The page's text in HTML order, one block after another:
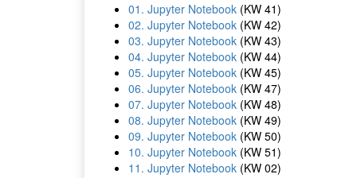
01. Jupyter Notebook (KW 41)
02. Jupyter Notebook (KW 42)
03. Jupyter Notebook (KW 43)
04. Jupyter Notebook (KW 44)
05. Jupyter Notebook (KW 45)
06. Jupyter Notebook (KW 47)
07. Jupyter Notebook (KW 48)
08. Jupyter Notebook (KW 49)
09. Jupyter Notebook (KW 50)
10. Jupyter Notebook (KW 51)
11. Jupyter Notebook (KW 02)